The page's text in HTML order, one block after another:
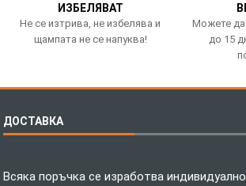
ИЗБЕЛЯВАТ
Не се изтрива, не избелява и
щампата не се напуква!
Можете да
до 15
ДОСТАВКА
Всяка поръчка се изработва